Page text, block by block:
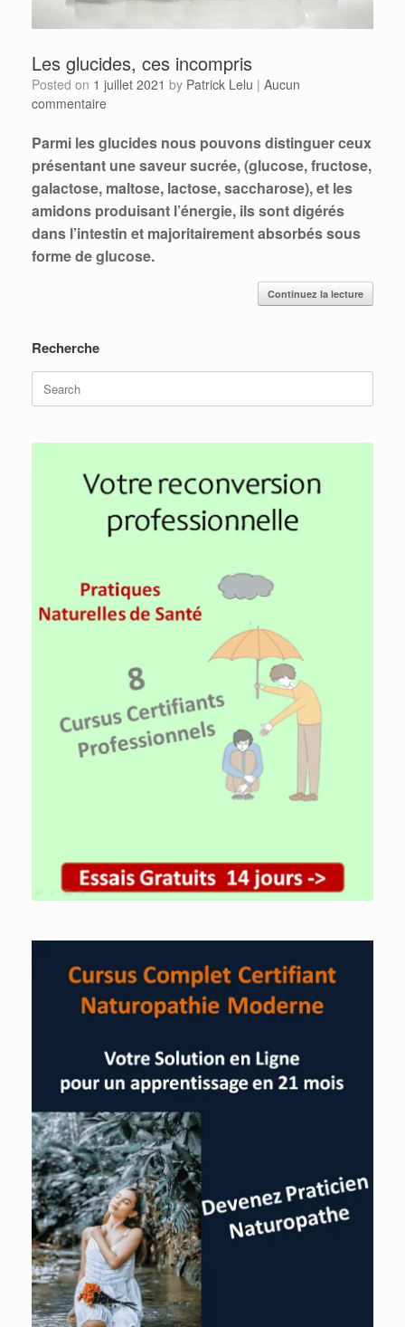
Les glucides, ces incompris
Posted on 1 juillet 2021 by Patrick Lelu | Aucun
commentaire
Parmi les glucides nous pouvons distinguer ceux
présentant une saveur sucrée, (glucose, fructose,
galactose, maltose, lactose, saccharose), et les
amidons produisant l’énergie, ils sont digérés
dans l’intestin et majoritairement absorbés sous
forme de glucose.
Continuez la lecture
Recherche
Search
for: